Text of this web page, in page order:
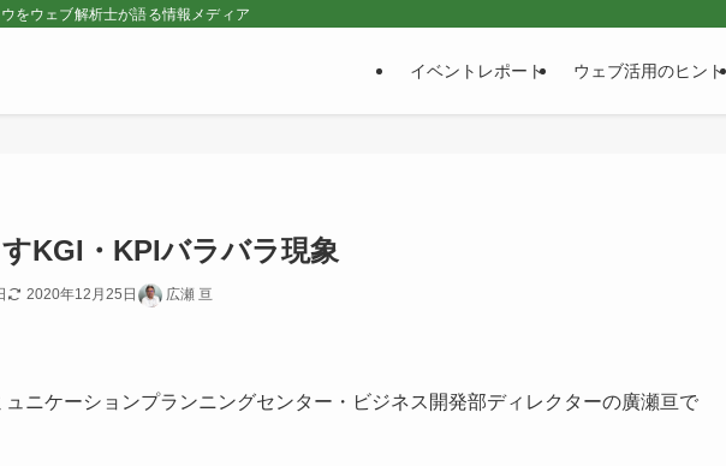
をウェブ解析士が語る情報メディア
イベントレポート ウェブ活用のヒント
KGI・KPIバラバラ現象
2020年12月25日 広瀬 亘
ニケーションプランニングセンター・ビジネス開発部ディレクターの廣瀬亘で